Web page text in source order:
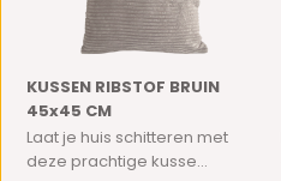
KUSSEN RIBSTOF BRUIN
45x45 CM
Laat je huis schitteren met
deze prachtige kusse...